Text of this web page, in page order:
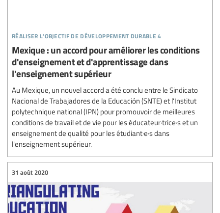
réaliser l’objectif de développement durable 4
Mexique : un accord pour améliorer les conditions
d'enseignement et d'apprentissage dans
l'enseignement supérieur
Au Mexique, un nouvel accord a été conclu entre le Sindicato
Nacional de Trabajadores de la Educación (SNTE) et l'Institut
polytechnique national (IPN) pour promouvoir de meilleures
conditions de travail et de vie pour les éducateur·trice·s et un
enseignement de qualité pour les étudiant·e·s dans
l'enseignement supérieur.
31 août 2020